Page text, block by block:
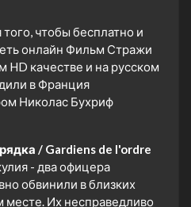
чтобы бесплатно и
онлайн Фильм Стражи
HD качестве и на русском
в Франция
Николас Бухриф
/ Gardiens de l'ordre
- два офицера
обвинили в близких
Их несправедливо